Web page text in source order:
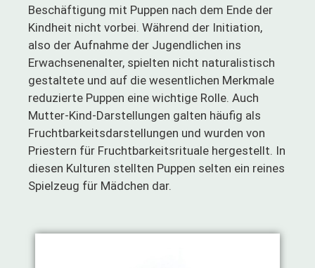
Beschäftigung mit Puppen nach dem Ende der
Kindheit nicht vorbei. Während der Initiation,
also der Aufnahme der Jugendlichen ins
Erwachsenenalter, spielten nicht naturalistisch
gestaltete und auf die wesentlichen Merkmale
reduzierte Puppen eine wichtige Rolle. Auch
Mutter-Kind-Darstellungen galten häufig als
Fruchtbarkeitsdarstellungen und wurden von
Priestern für Fruchtbarkeitsrituale hergestellt. In
diesen Kulturen stellten Puppen selten ein reines
Spielzeug für Mädchen dar.